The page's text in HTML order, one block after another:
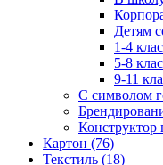
Детям
1-4
5-8
9-11
С символом
Конструктор
Картон (76)
Текстиль (18)